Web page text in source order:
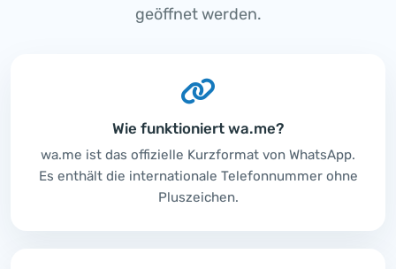
geöffnet werden.
Wie funktioniert wa.me?
wa.me ist das offizielle Kurzformat von WhatsApp.
Es enthält die internationale Telefonnummer ohne
Pluszeichen.